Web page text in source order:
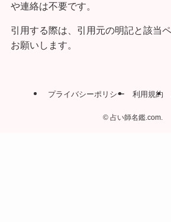
や連絡は不要です。
引用する際は、引用元の明記と該当
お願いします。
プライバシーポリシー 利用規約
©占い師名鑑.com.